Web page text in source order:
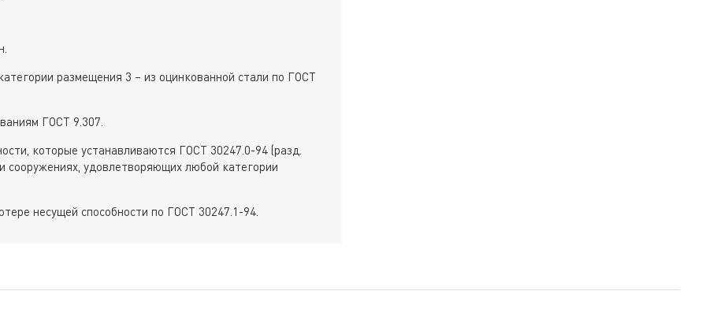
размещения 3 – из оцинкованной стали по ГОСТ
ГОСТ 9.307.
которые устанавливаются ГОСТ 30247.0-94 (разд.
удовлетворяющих любой категории
несущей способности по ГОСТ 30247.1-94.